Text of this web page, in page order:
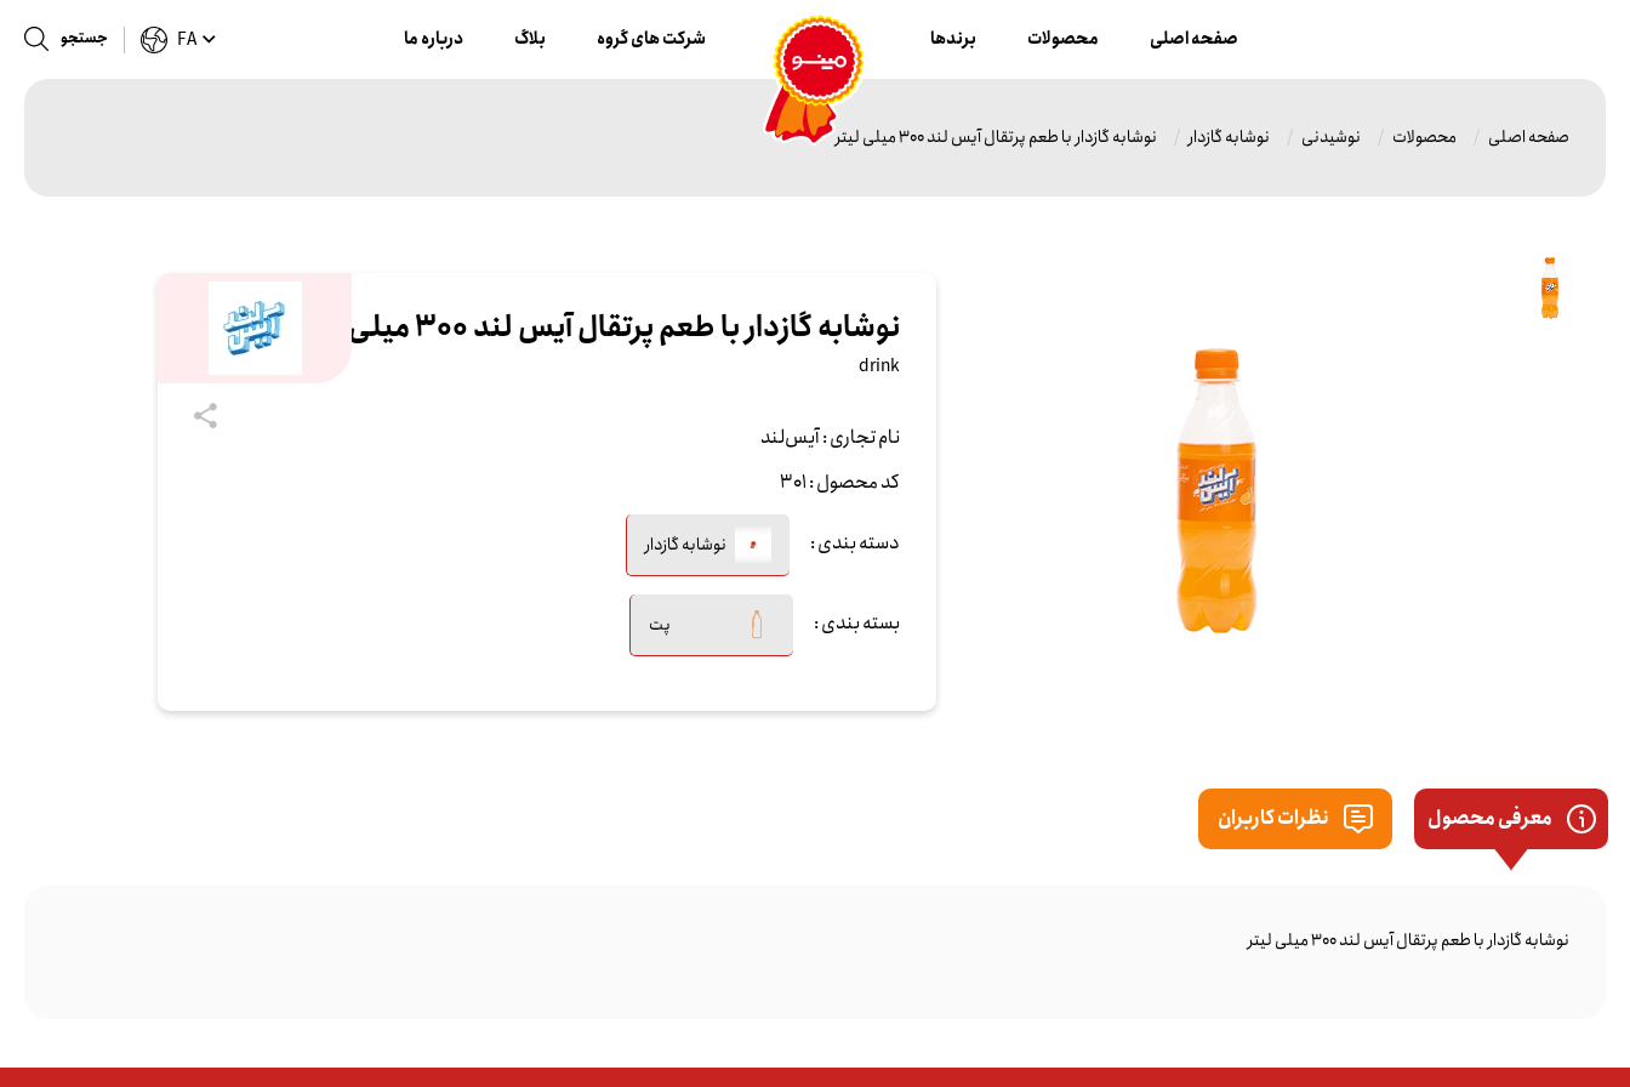
صفحه اصلی محصولات برندها شرکت های گروه بلاگ درباره ما FA جستجو
صفحه اصلی محصولات نوشیدنی نوشابه گازدار نوشابه گازدار با طعم پرتقال آیس لند 300 میلی لیتر
نوشابه گازدار با طعم پرتقال آیس لند 300 میلی لیتر
drink
نام تجاری :آیس‌لند
کد محصول :301
دسته بندی : نوشابه گازدار
بسته بندی : پت
معرفی محصول نظرات کاربران
نوشابه گازدار با طعم پرتقال آیس لند 300 میلی لیتر